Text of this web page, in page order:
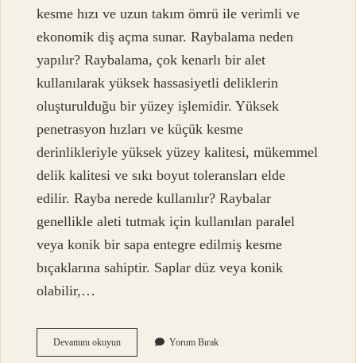
kesme hızı ve uzun takım ömrü ile verimli ve
ekonomik diş açma sunar. Raybalama neden
yapılır? Raybalama, çok kenarlı bir alet
kullanılarak yüksek hassasiyetli deliklerin
oluşturulduğu bir yüzey işlemidir. Yüksek
penetrasyon hızları ve küçük kesme
derinlikleriyle yüksek yüzey kalitesi, mükemmel
delik kalitesi ve sıkı boyut toleransları elde
edilir. Rayba nerede kullanılır? Raybalar
genellikle aleti tutmak için kullanılan paralel
veya konik bir sapa entegre edilmiş kesme
bıçaklarına sahiptir. Saplar düz veya konik
olabilir,…
Devamını okuyunRaybalama
Ve
Yorum Bırak